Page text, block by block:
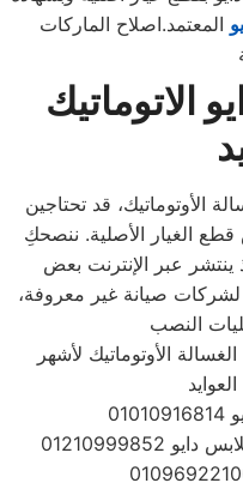
المعتمد.اصلاح الماركات
الاتوماتيك
الأوتوماتيك، قد تحتاجين
الغيار الأصلية. ننصحكِ
ينتشر عبر الإنترنت بعض
لشركات صيانة غير معروفة،
الأوتوماتيك لأشهر